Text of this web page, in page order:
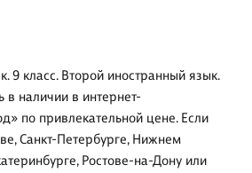
9 класс. Второй иностранный язык.
в наличии в интернет-
по привлекательной цене. Если
Санкт-Петербурге, Нижнем
Ростове-на-Дону или